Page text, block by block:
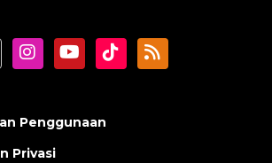
Penggunaan
Privasi